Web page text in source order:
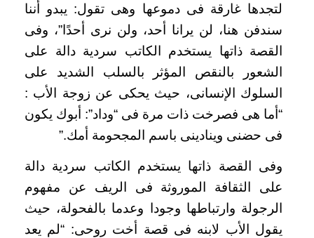
لتجدها غارقة فى دموعها وهى تقول: يبدو أننا
سندفن هنا، لن يرانا أحد، ولن نرى أحدًا”، وفى
القصة ذاتها يستخدم الكاتب سردية دالة على
الشعور بالنقص المؤثر بالسلب الشديد على
السلوك الإنسانى، حيث يحكى عن زوجة الأب :
“أما هى فصرخت ذات مرة فى “وداد”: أبوك يكون
فى حضنى وينادينى باسم المجحومة أمك.”
وفى القصة ذاتها يستخدم الكاتب سردية دالة
على الثقافة الموروثة فى الريف عن مفهوم
الرجولة وارتباطها وجودا وعدما بالفحولة، حيث
يقول الأب لابنه فى قصة أخت روحى: “لم يعد